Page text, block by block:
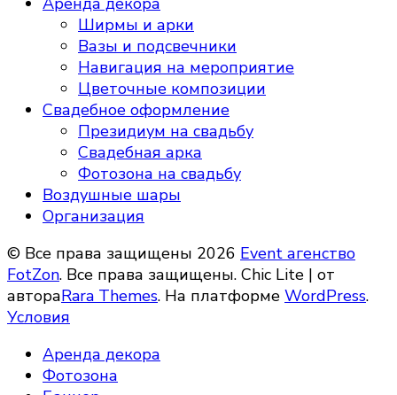
Ширмы и арки
Вазы и подсвечники
Навигация на мероприятие
Цветочные композиции
Свадебное оформление
Президиум на свадьбу
Свадебная арка
Фотозона на свадьбу
Воздушные шары
Организация
© Все права защищены 2026 Event агенство
FotZon. Все права защищены. Chic Lite | от
автораRara Themes. На платформе WordPress.
Условия
Аренда декора
Фотозона